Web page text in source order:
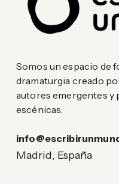
Somos un espacio de
dramaturgia creado
autores emergentes y
escénicas.
Madrid, España